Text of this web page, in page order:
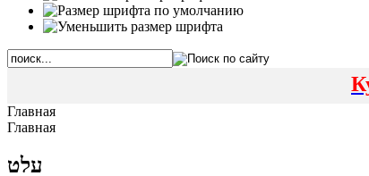
Главная
Главная
עלט